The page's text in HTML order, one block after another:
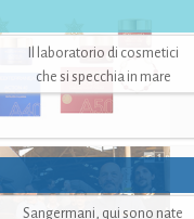
Il laboratorio di cosmetici
che si specchia in mare
Sangermani, qui sono nate